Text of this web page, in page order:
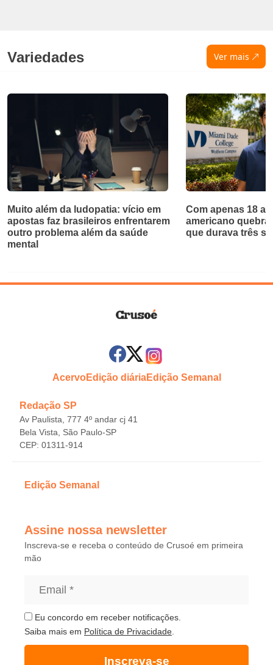
Variedades Ver mais
Muito além da ludopatia: vício em
apostas faz brasileiros enfrentarem
outro problema além da saúde
mental
Com apenas 18
americano
que durava três
AcervoEdição diáriaEdição Semanal
Redação SP
Av Paulista, 777 4º andar cj 41
Bela Vista, São Paulo-SP
CEP: 01311-914
Edição Semanal
Assine nossa newsletter
Inscreva-se e receba o conteúdo de Crusoé em primeira
mão
Eu concordo em receber notificações.
Saiba mais em Política de Privacidade.
Inscreva-se